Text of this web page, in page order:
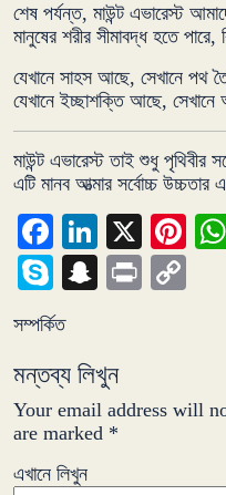
শেষ পর্যন্ত, মাউন্ট এভারেস্ট
মানুষের শরীর সীমাবদ্ধ হতে
যেখানে সাহস আছে, সেখানে পথ
যেখানে ইচ্ছাশক্তি আছে,
মাউন্ট এভারেস্ট তাই শুধু পৃথিবীর
এটি মানব আত্মার সর্বোচ্চ
Facebook
LinkedIn
X
SkypeSnapchat
Print
সম্পর্কিত
মন্তব্য লিখুন
Your email address will
are marked *
এখানে লিখুন